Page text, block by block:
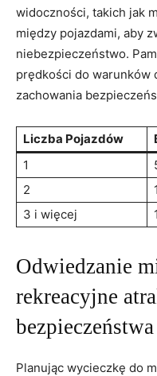
widoczności, takich jak⁤
między pojazdami, aby
niebezpieczeństwo.
prędkości⁤ do warunków
⁢zachowania
Liczba Pojazdów
1
2
3 i więcej
Odwiedzanie
‌rekreacyjne
bezpieczeństwa
Planując wycieczkę do